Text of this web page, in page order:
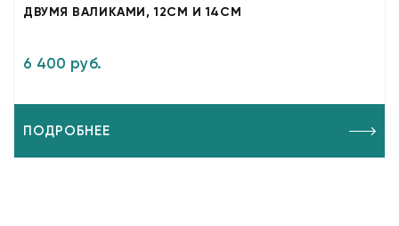
ДВУМЯ ВАЛИКАМИ, 12СМ И 14СМ
6 400 руб.
ПОДРОБНЕЕ